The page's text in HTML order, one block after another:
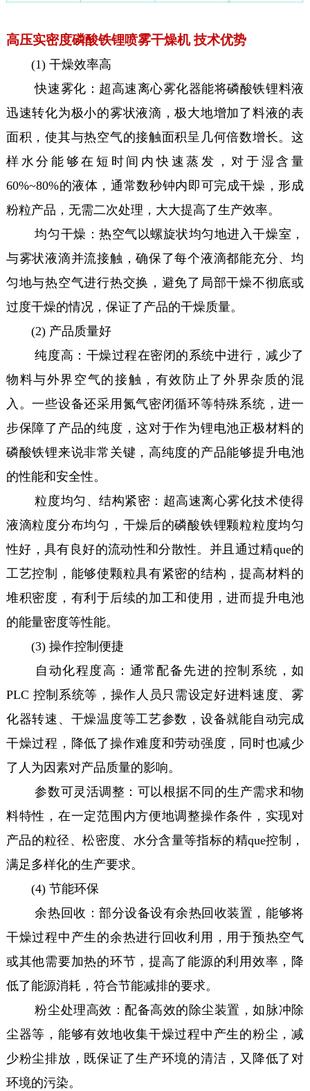
高压实密度磷酸铁锂喷雾干燥机 技术优势
(1) 干燥效率高
快速雾化：超高速离心雾化器能将磷酸铁锂料液
迅速转化为极小的雾状液滴，极大地增加了料液的表
面积，使其与热空气的接触面积呈几何倍数增长。这
样水分能够在短时间内快速蒸发，对于湿含量
60%~80%的液体，通常数秒钟内即可完成干燥，形成
粉粒产品，无需二次处理，大大提高了生产效率。
均匀干燥：热空气以螺旋状均匀地进入干燥室，
与雾状液滴并流接触，确保了每个液滴都能充分、均
匀地与热空气进行热交换，避免了局部干燥不彻底或
过度干燥的情况，保证了产品的干燥质量。
(2) 产品质量好
纯度高：干燥过程在密闭的系统中进行，减少了
物料与外界空气的接触，有效防止了外界杂质的混
入。一些设备还采用氮气密闭循环等特殊系统，进一
步保障了产品的纯度，这对于作为锂电池正极材料的
磷酸铁锂来说非常关键，高纯度的产品能够提升电池
的性能和安全性。
粒度均匀、结构紧密：超高速离心雾化技术使得
液滴粒度分布均匀，干燥后的磷酸铁锂颗粒粒度均匀
性好，具有良好的流动性和分散性。并且通过精que的
工艺控制，能够使颗粒具有紧密的结构，提高材料的
堆积密度，有利于后续的加工和使用，进而提升电池
的能量密度等性能。
(3) 操作控制便捷
自动化程度高：通常配备先进的控制系统，如
PLC 控制系统等，操作人员只需设定好进料速度、雾
化器转速、干燥温度等工艺参数，设备就能自动完成
干燥过程，降低了操作难度和劳动强度，同时也减少
了人为因素对产品质量的影响。
参数可灵活调整：可以根据不同的生产需求和物
料特性，在一定范围内方便地调整操作条件，实现对
产品的粒径、松密度、水分含量等指标的精que控制，
满足多样化的生产要求。
(4) 节能环保
余热回收：部分设备设有余热回收装置，能够将
干燥过程中产生的余热进行回收利用，用于预热空气
或其他需要加热的环节，提高了能源的利用效率，降
低了能源消耗，符合节能减排的要求。
粉尘处理高效：配备高效的除尘装置，如脉冲除
尘器等，能够有效地收集干燥过程中产生的粉尘，减
少粉尘排放，既保证了生产环境的清洁，又降低了对
环境的污染。